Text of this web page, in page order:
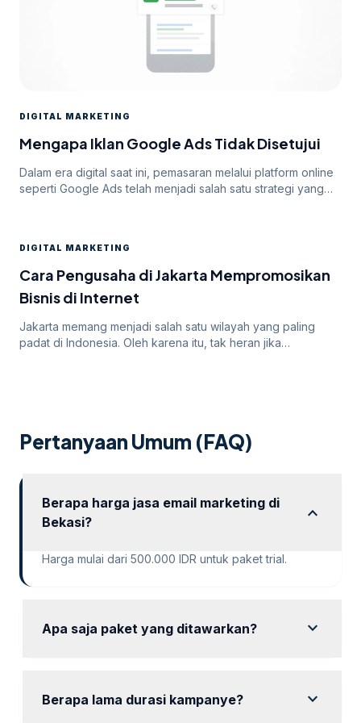
DIGITAL MARKETING
Mengapa Iklan Google Ads Tidak Disetujui
Dalam era digital saat ini, pemasaran melalui platform online
seperti Google Ads telah menjadi salah satu strategi yang
menghadapi tantangan dalam mendapatkan persetujuan
iklan mereka. Dalam artikel ini, kita akan membahas
mengapa […]
DIGITAL MARKETING
Cara Pengusaha di Jakarta Mempromosikan
Bisnis di Internet
Jakarta memang menjadi salah satu wilayah yang paling
padat di Indonesia. Oleh karena itu, tak heran jika
cukup? Atau […]
Pertanyaan Umum (FAQ)
Berapa harga jasa email marketing di
Bekasi?
expand_more
Harga mulai dari 500.000 IDR untuk paket trial.
Apa saja paket yang ditawarkan? expand_more
Berapa lama durasi kampanye? expand_more